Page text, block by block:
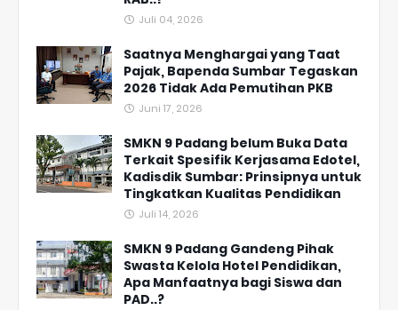
Juli 04, 2026
Saatnya Menghargai yang Taat
Pajak, Bapenda Sumbar Tegaskan
2026 Tidak Ada Pemutihan PKB
Juni 17, 2026
SMKN 9 Padang belum Buka Data
Terkait Spesifik Kerjasama Edotel,
Kadisdik Sumbar: Prinsipnya untuk
Tingkatkan Kualitas Pendidikan
Juli 14, 2026
SMKN 9 Padang Gandeng Pihak
Swasta Kelola Hotel Pendidikan,
Apa Manfaatnya bagi Siswa dan
PAD..?